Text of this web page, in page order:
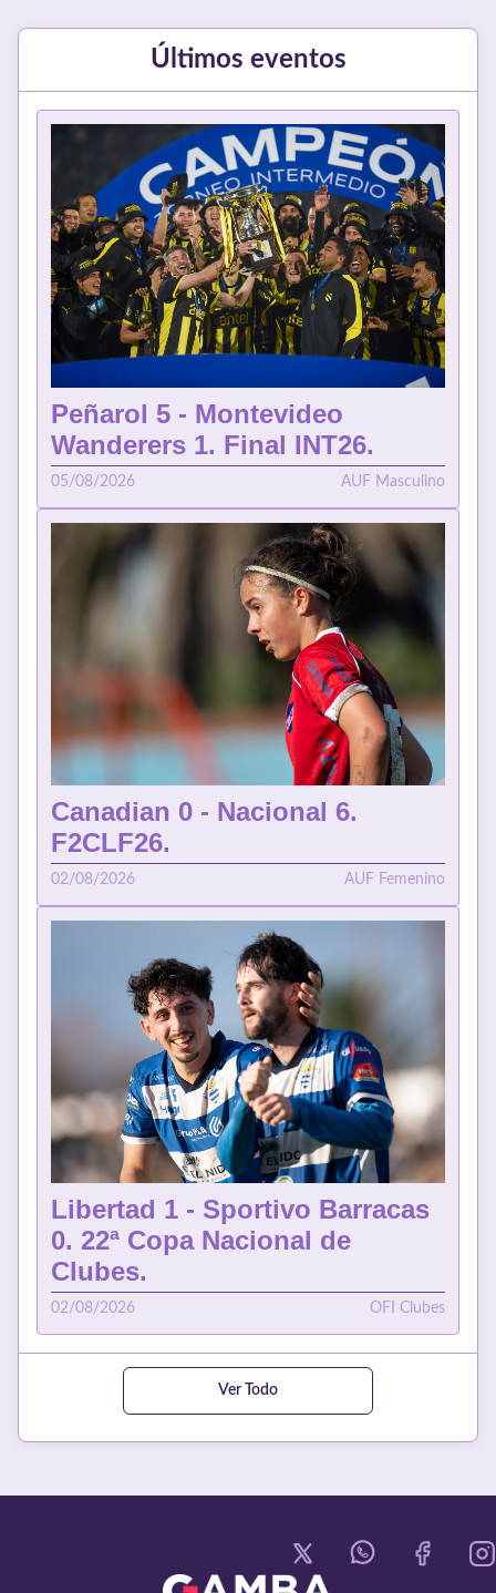
Últimos eventos
Peñarol 5 - Montevideo
Wanderers 1. Final INT26.
05/08/2026 AUF Masculino
Canadian 0 - Nacional 6.
F2CLF26.
02/08/2026 AUF Femenino
Libertad 1 - Sportivo Barracas
0. 22ª Copa Nacional de
Clubes.
02/08/2026 OFI Clubes
Ver Todo